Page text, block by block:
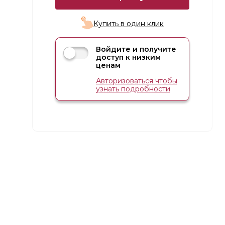
Купить в один клик
Войдите и получите
доступ к низким
ценам
Авторизоваться чтобы
узнать подробности